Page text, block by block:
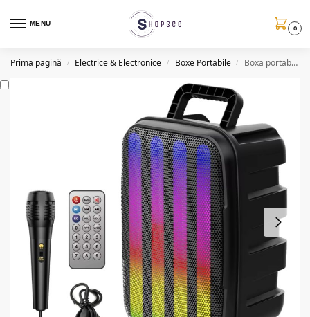
MENU
0
Prima pagină / Electrice & Electronice / Boxe Portabile / Boxa portabila cu microfon ZQS8155, 45W PMPO, BT/USB/FM, 3600mAh